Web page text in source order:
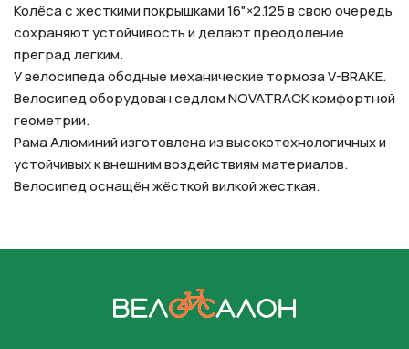
Колёса с жесткими покрышками 16"×2.125 в свою очередь
сохраняют устойчивость и делают преодоление
преград легким.
У велосипеда ободные механические тормоза V-BRAKE.
Велосипед оборудован седлом NOVATRACK комфортной
геометрии.
Рама Алюминий изготовлена из высокотехнологичных и
устойчивых к внешним воздействиям материалов.
Велосипед оснащён жёсткой вилкой жесткая.